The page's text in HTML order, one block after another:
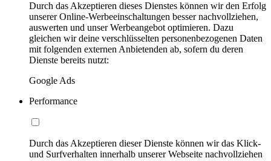
Durch das Akzeptieren dieses Dienstes können wir den Erfolg
unserer Online-Werbeeinschaltungen besser nachvollziehen,
auswerten und unser Werbeangebot optimieren. Dazu
gleichen wir deine verschlüsselten personenbezogenen Daten
mit folgenden externen Anbietenden ab, sofern du deren
Dienste bereits nutzt:
Google Ads
Performance
Durch das Akzeptieren dieser Dienste können wir das Klick-
und Surfverhalten innerhalb unserer Webseite nachvollziehen